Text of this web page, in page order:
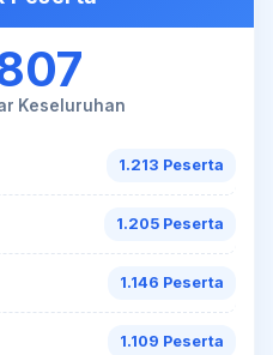
Keseluruhan
1.213 Peserta
1.205 Peserta
1.146 Peserta
1.109 Peserta